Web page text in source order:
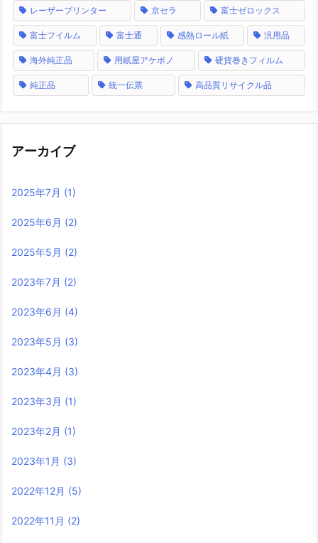
レーザープリンター 京セラ 富士ゼロックス
富士フイルム 富士通 感熱ロール紙 汎用品
海外純正品 用紙屋アケボノ 硬貨巻きフィルム
純正品 統一伝票 高品質リサイクル品
アーカイブ
2025年7月 (1)
2025年6月 (2)
2025年5月 (2)
2023年7月 (2)
2023年6月 (4)
2023年5月 (3)
2023年4月 (3)
2023年3月 (1)
2023年2月 (1)
2023年1月 (3)
2022年12月 (5)
2022年11月 (2)